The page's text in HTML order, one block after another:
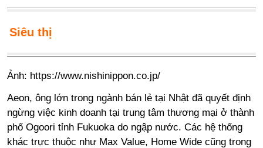
Siêu thị
Ảnh: https://www.nishinippon.co.jp/
Aeon, ông lớn trong ngành bán lẻ tại Nhật đã quyết định
ngừng việc kinh doanh tại trung tâm thương mại ở thành
phố Ogoori tỉnh Fukuoka do ngập nước. Các hệ thống
khác trực thuộc như Max Value, Home Wide cũng trong